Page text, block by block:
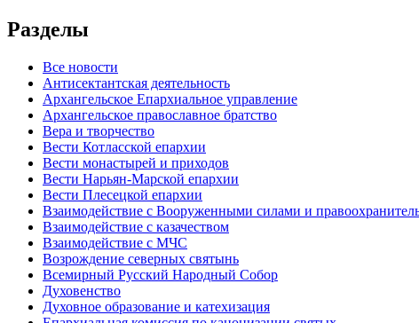
Разделы
Все новости
Антисектантская деятельность
Архангельское Епархиальное управление
Архангельское православное братство
Вера и творчество
Вести Котласской епархии
Вести монастырей и приходов
Вести Нарьян-Марской епархии
Вести Плесецкой епархии
Взаимодействие с Вооруженными силами и
Взаимодействие с казачеством
Взаимодействие с МЧС
Возрождение северных святынь
Всемирный Русский Народный Собор
Духовенство
Духовное образование и катехизация